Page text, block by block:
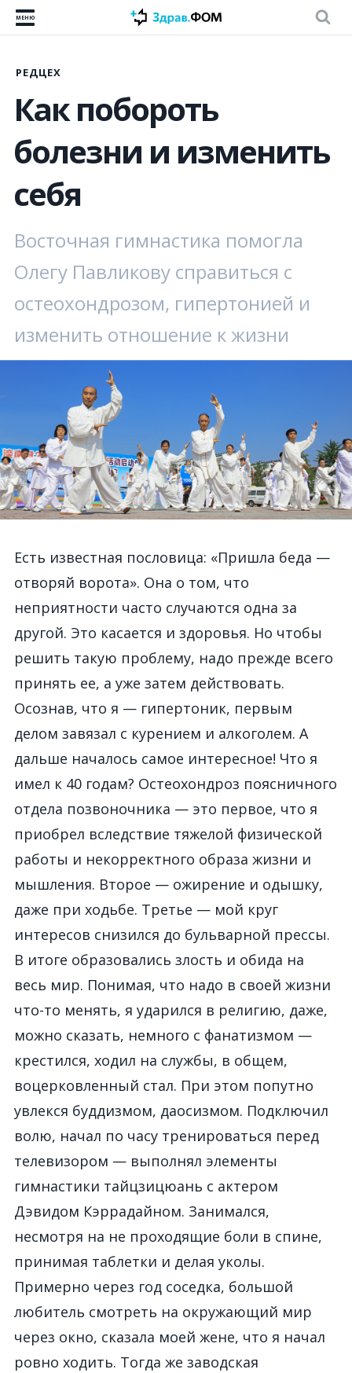
МЕНЮ
РЕДЦЕХ
Как побороть
болезни и изменить
себя
Восточная гимнастика помогла
Олегу Павликову справиться с
остеохондрозом, гипертонией и
изменить отношение к жизни
Есть известная пословица: «Пришла беда —
отворяй ворота». Она о том, что
неприятности часто случаются одна за
другой. Это касается и здоровья. Но чтобы
решить такую проблему, надо прежде всего
принять ее, а уже затем действовать.
Осознав, что я — гипертоник, первым
делом завязал с курением и алкоголем. А
дальше началось самое интересное! Что я
имел к 40 годам? Остеохондроз поясничного
отдела позвоночника — это первое, что я
приобрел вследствие тяжелой физической
работы и некорректного образа жизни и
мышления. Второе — ожирение и одышку,
даже при ходьбе. Третье — мой круг
интересов снизился до бульварной прессы.
В итоге образовались злость и обида на
весь мир. Понимая, что надо в своей жизни
что-то менять, я ударился в религию, даже,
можно сказать, немного с фанатизмом —
крестился, ходил на службы, в общем,
воцерковленный стал. При этом попутно
увлекся буддизмом, даосизмом. Подключил
волю, начал по часу тренироваться перед
телевизором — выполнял элементы
гимнастики тайцзицюань с актером
Дэвидом Кэррадайном. Занимался,
несмотря на не проходящие боли в спине,
принимая таблетки и делая уколы.
Примерно через год соседка, большой
любитель смотреть на окружающий мир
через окно, сказала моей жене, что я начал
ровно ходить. Тогда же заводская